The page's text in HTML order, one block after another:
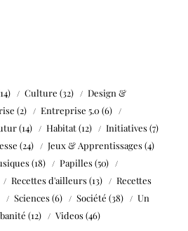
Culture (32)
Design &
(2) Entreprise 5.0 (6)
(14) Habitat(12) Initiatives(7)
(24) Jeux & Apprentissages(4)
(18) Papilles(50)
Recettes d'ailleurs(13)
Recettes
Sciences(6) Société (38)
Un
(12) Videos(46)